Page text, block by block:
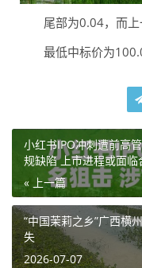
尾部为0.04，而上
最低中标价为
小红书IPO冲刺遭前高
规缺陷 上市进程或面临
« 上一篇
“中国茉莉之乡”广西横
失
2026-07-07